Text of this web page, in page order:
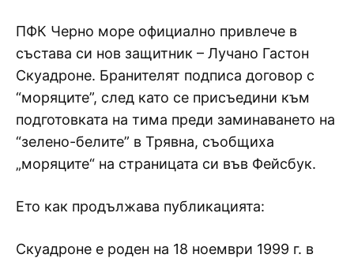
ПФК Черно море официално привлече в
състава си нов защитник – Лучано Гастон
Скуадроне. Бранителят подписа договор с
“моряците”, след като се присъедини към
подготовката на тима преди заминаването на
“зелено-белите” в Трявна, съобщиха
„моряците“ на страницата си във Фейсбук.
Ето как продължава публикацията:
Скуадроне е роден на 18 ноември 1999 г. в